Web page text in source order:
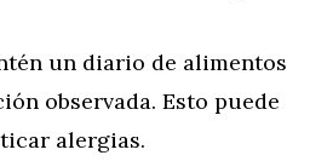
un diario de alimentos
observada. Esto puede
alergias.